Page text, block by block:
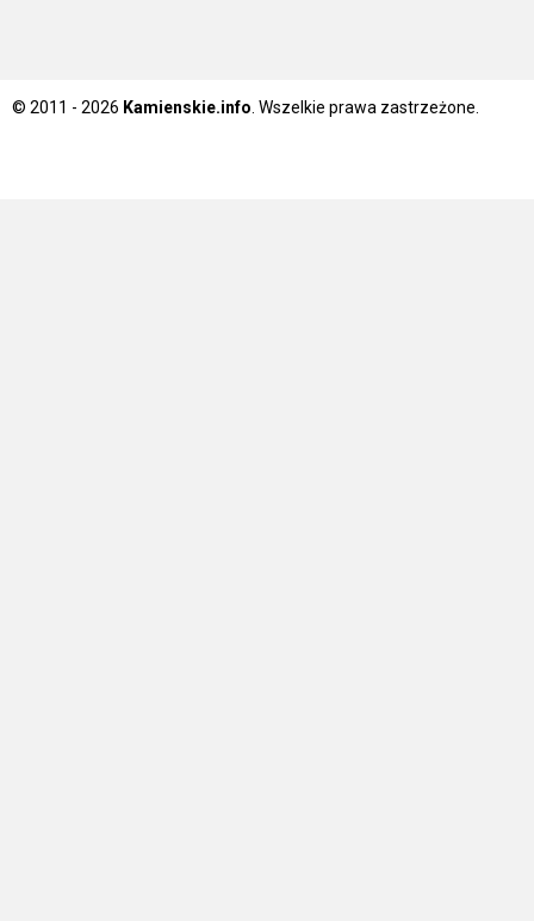
© 2011 - 2026 Kamienskie.info . Wszelkie prawa zastrzeżone.